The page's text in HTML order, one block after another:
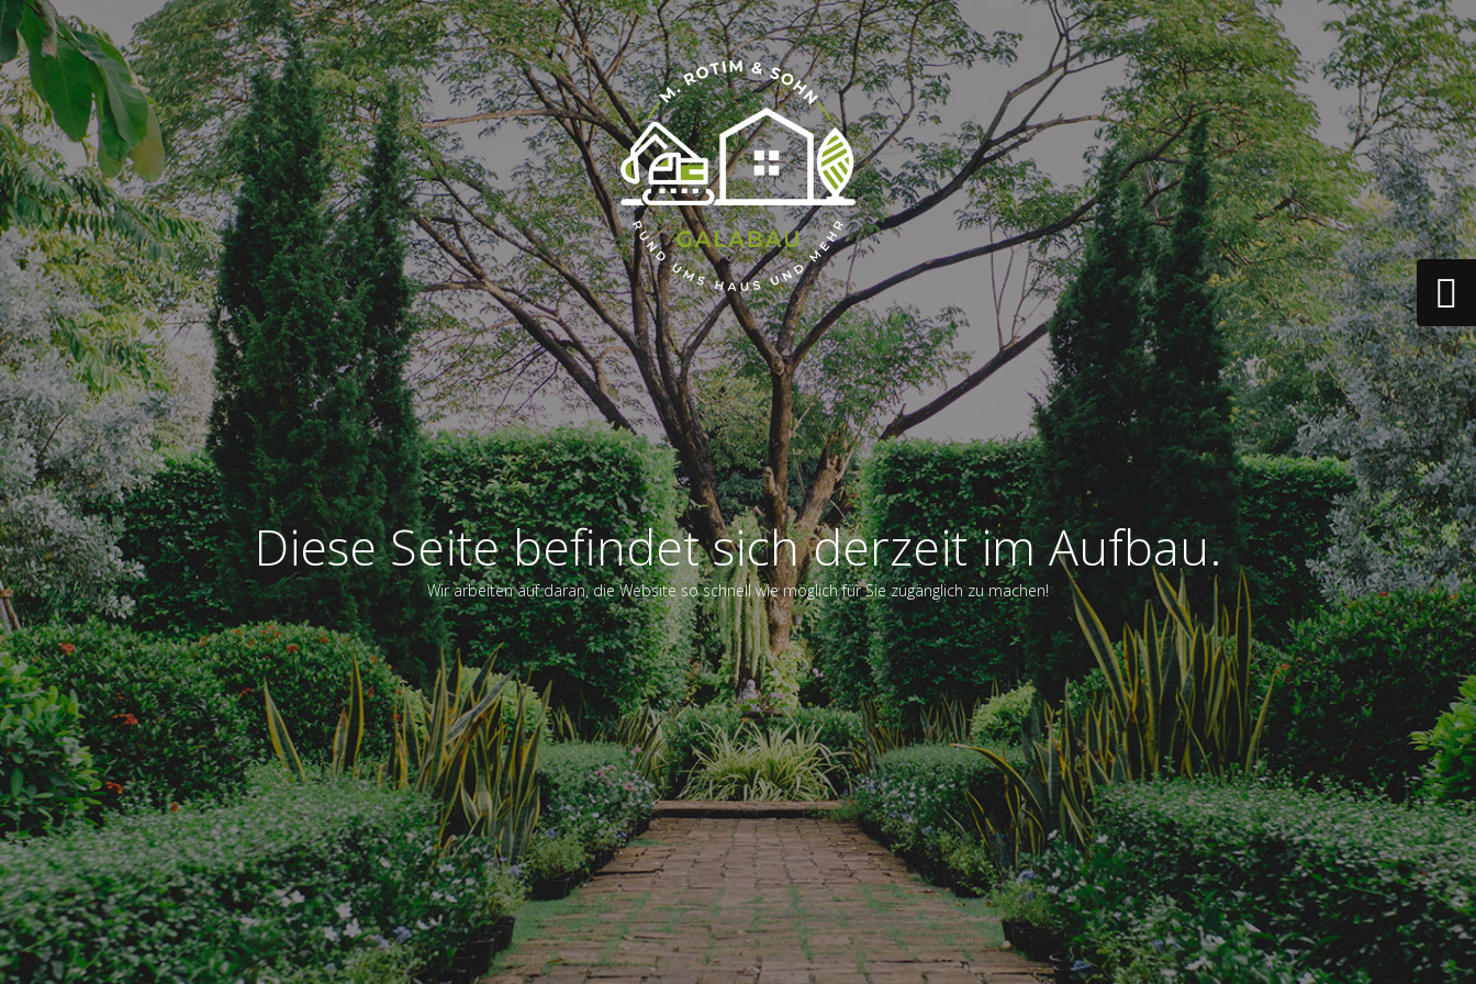
Diese Seite befindet sich derzeit im Aufbau.
Wir arbeiten auf daran, die Website so schnell wie möglich für Sie zugänglich zu machen!